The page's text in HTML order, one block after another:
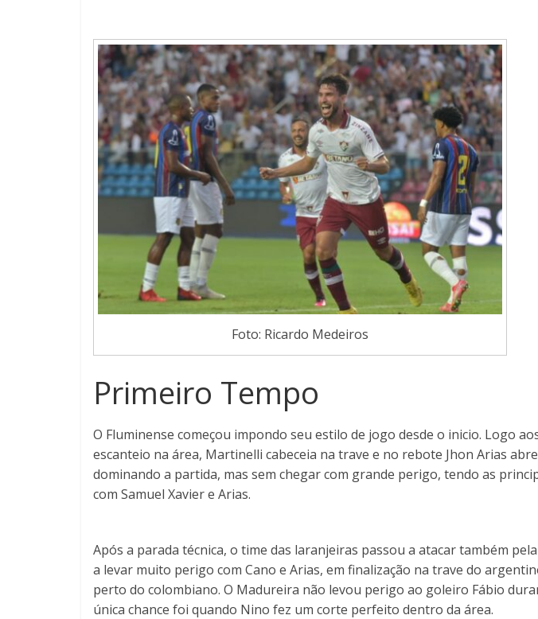
Foto: Ricardo Medeiros
Primeiro Tempo
O Fluminense começou impondo seu estilo de jogo desde o inicio. Logo
escanteio na área, Martinelli cabeceia na trave e no rebote Jhon Arias
dominando a partida, mas sem chegar com grande perigo, tendo as
com Samuel Xavier e Arias.
Após a parada técnica, o time das laranjeiras passou a atacar também
a levar muito perigo com Cano e Arias, em finalização na trave do
perto do colombiano. O Madureira não levou perigo ao goleiro Fábio
única chance foi quando Nino fez um corte perfeito dentro da área.